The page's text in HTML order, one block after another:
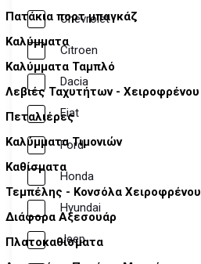
Πατάκια πορτ μπαγκάζ
Καλύμματα
Καλύμματα Ταμπλό
Λεβιές Ταχυτήτων - Χειροφρένου
Πεταλιέρες
Καλύμματα Τιμονιών
Καθίσματα
Τεμπέλης - Κονσόλα Χειροφρένου
Διάφορα Αξεσουάρ
Πλατοκαθίσματα
Chevrolet
Citroen
Dacia
Fiat
Ford
Honda
Hyundai
Jeep